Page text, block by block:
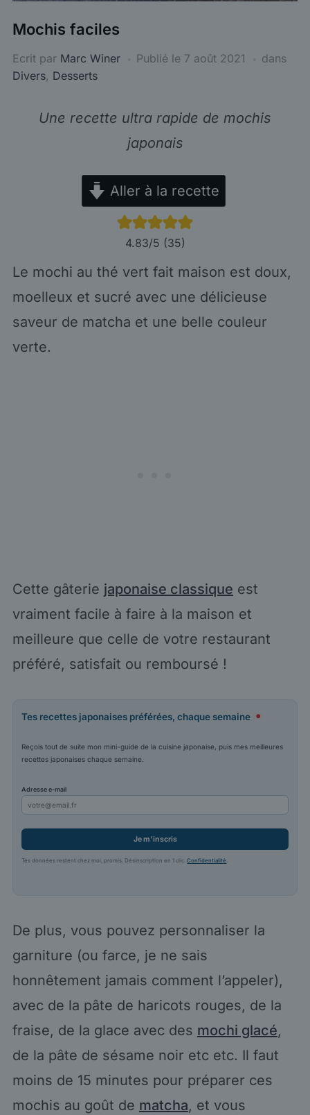
Mochis faciles
Ecrit par Marc Winer Publié le 7 août 2021
dans
Divers, Desserts
Une recette ultra rapide de mochis
japonais
Aller à la recette
4.83/5 (35)
Le mochi au thé vert fait maison est doux,
moelleux et sucré avec une délicieuse
saveur de matcha et une belle couleur
verte.
Cette gâterie japonaise classique est
vraiment facile à faire à la maison et
meilleure que celle de votre restaurant
préféré, satisfait ou remboursé !
Tes recettes japonaises préférées, chaque semaine
Reçois tout de suite mon mini-guide de la cuisine japonaise, puis mes meilleures
recettes japonaises chaque semaine.
Adresse e-mail
Je m'inscris
Tes données restent chez moi, promis. Désinscription en 1 clic.Confidentialité
De plus, vous pouvez personnaliser la
garniture (ou farce, je ne sais
honnêtement jamais comment l’appeler),
avec de la pâte de haricots rouges, de la
fraise, de la glace avec des mochi glacé,
de la pâte de sésame noir etc etc. Il faut
moins de 15 minutes pour préparer ces
mochis au goût de matcha, et vous